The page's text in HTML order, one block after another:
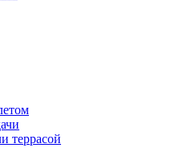
террасой